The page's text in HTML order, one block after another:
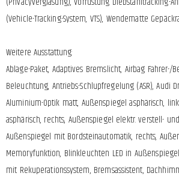
(Vehicle-Tracking-System, VTS), Wendematte
Weitere Ausstattung:
Ablage-Paket, Adaptives Bremslicht, Airbag Fahrer-/
Beleuchtung, Antriebs-Schlupfregelung (ASR), Audi
Aluminium-Optik matt, Außenspiegel asphärisch,
asphärisch, rechts, Außenspiegel elektr. verstell-
Außenspiegel mit Bordsteinautomatik, rechts,
Memoryfunktion, Blinkleuchten LED in
mit Rekuperationssystem, Bremsassistent,